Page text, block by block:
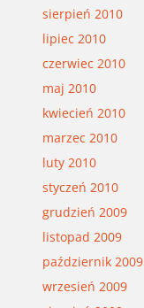
sierpień 2010
lipiec 2010
czerwiec 2010
maj 2010
kwiecień 2010
marzec 2010
luty 2010
styczeń 2010
grudzień 2009
listopad 2009
październik 2009
wrzesień 2009